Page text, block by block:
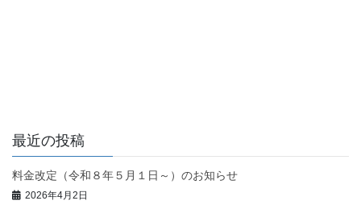
最近の投稿
料金改定（令和８年５月１日～）のお知らせ
2026年4月2日